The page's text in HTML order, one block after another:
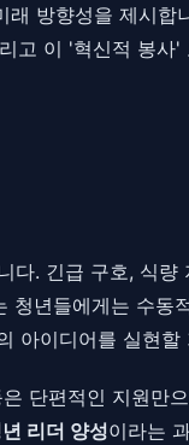
래 방향성을 제시합
고 이 '혁신적 봉
. 긴급 구호, 식
년들에게는 수동
아이디어를 실현할
단편적인 지원만
리더 양성이라는